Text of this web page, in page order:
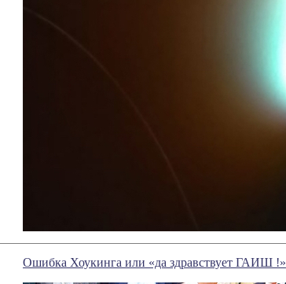
Ошибка Хоукинга или «да здравствует ГАИШ !»